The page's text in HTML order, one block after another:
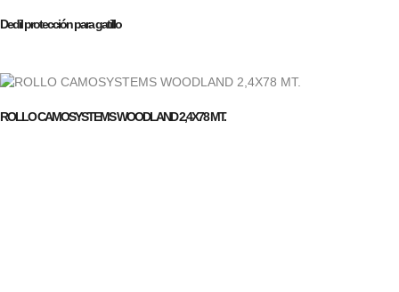
Dedil protección para gatillo
ROLLO CAMOSYSTEMS WOODLAND 2,4X78 MT.